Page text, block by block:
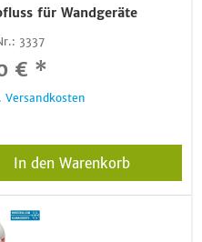
für Wandgeräte
3337
€ *
Versandkosten
In den Warenkorb